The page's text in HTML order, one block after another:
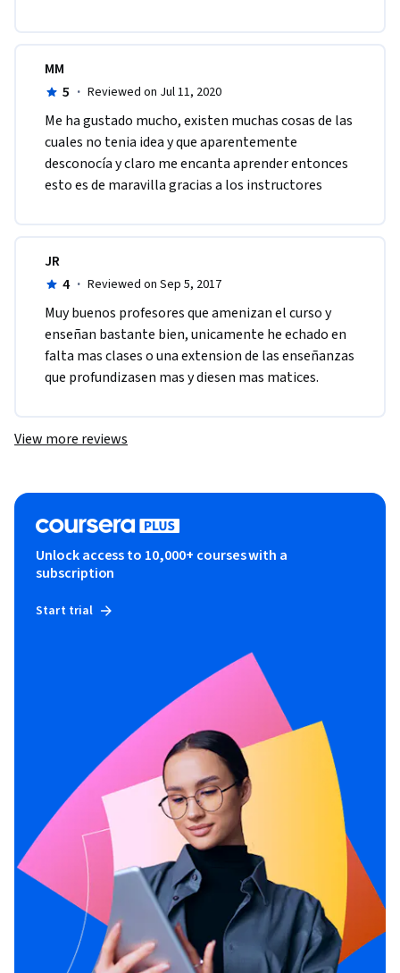
MM
5 · Reviewed on Jul 11, 2020
Me ha gustado mucho, existen muchas cosas de las
cuales no tenia idea y que aparentemente
desconocía y claro me encanta aprender entonces
esto es de maravilla gracias a los instructores
JR
4 · Reviewed on Sep 5, 2017
Muy buenos profesores que amenizan el curso y
enseñan bastante bien, unicamente he echado en
falta mas clases o una extension de las enseñanzas
que profundizasen mas y diesen mas matices.
View more reviews
Unlock access to 10,000+ courses with a
subscription
Start trial